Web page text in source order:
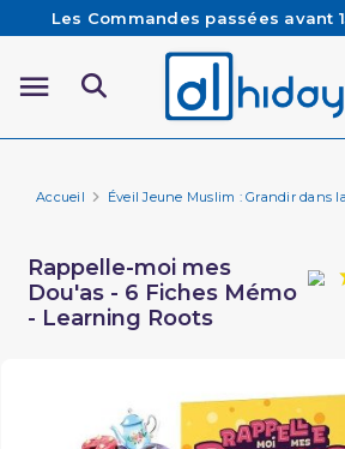
Les Commandes passées avant
sont préparées et expédiées
Besoin d'aide ? Retrouvez
Livraison offerte à partir de
Accueil Éveil Jeune Muslim : Grandir dans
Rappelle-moi mes
Dou'as - 6 Fiches Mémo
- Learning Roots